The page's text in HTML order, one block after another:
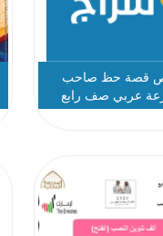
قصة حظ صاحب
عربي صف رابع